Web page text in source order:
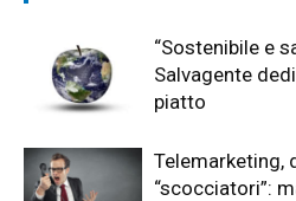
“Sostenibile e
Salvagente
piatto
Telemarketing,
“scocciatori”: